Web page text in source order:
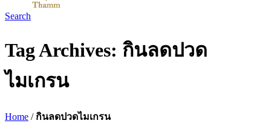
Search
Tag Archives: กินลดปวด
ไมเกรน
Home / กินลดปวดไมเกรน